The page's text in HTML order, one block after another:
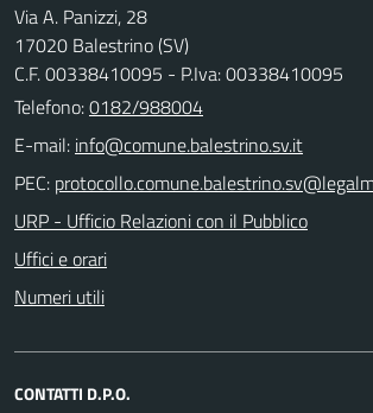
Via A. Panizzi, 28
17020 Balestrino (SV)
C.F. 00338410095 - P.Iva: 00338410095
Telefono:0182/988004
E-mail:
PEC:
URP - Ufficio Relazioni con il Pubblico
Uffici e orari
Numeri utili
CONTATTI D.P.O.